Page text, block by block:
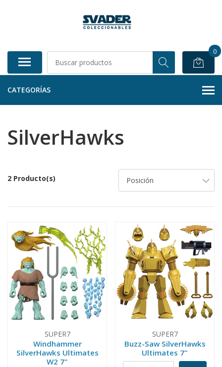
0
CATEGORÍAS
SilverHawks
2 Producto(s)
SUPER7
Windhammer
SilverHawks Ultimates
W2 7"
SUPER7
Buzz-Saw SilverHawks
Ultimates 7"